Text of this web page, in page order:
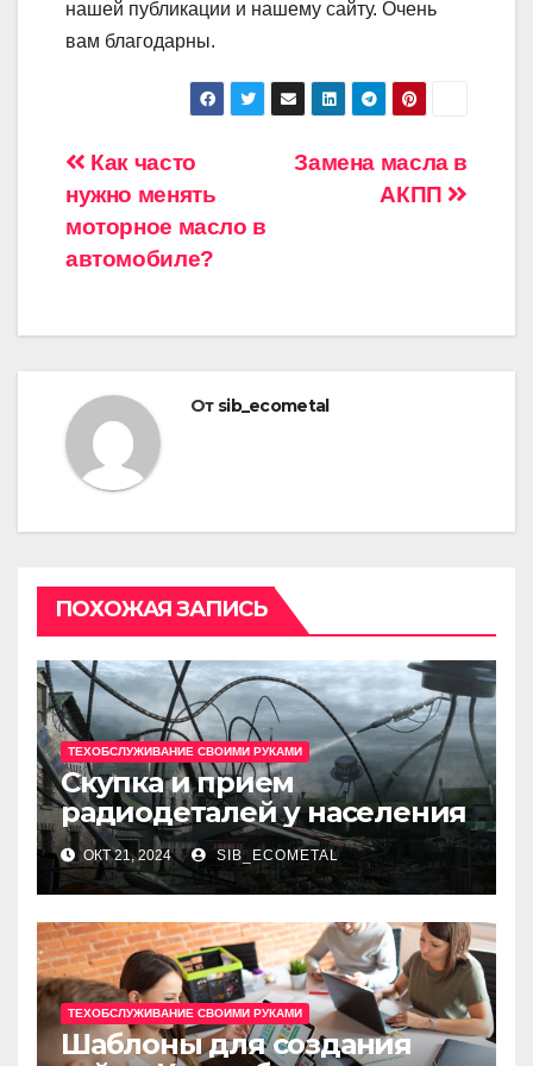
нашей публикации и нашему сайту. Очень
вам благодарны.
Навигация
по
записям
Замена масла в
АКПП
Как часто
нужно менять
моторное масло в
автомобиле?
От sib_ecometal
ПОХОЖАЯ ЗАПИСЬ
ТЕХОБСЛУЖИВАНИЕ СВОИМИ РУКАМИ
Скупка и прием
радиодеталей у населения
ОКТ 21, 2024 SIB_ECOMETAL
ТЕХОБСЛУЖИВАНИЕ СВОИМИ РУКАМИ
Шаблоны для создания